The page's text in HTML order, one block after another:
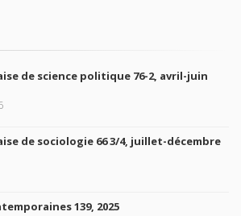
de science politique 76-2, avril-juin
de sociologie 66 3/4, juillet-décembre
139, 2025